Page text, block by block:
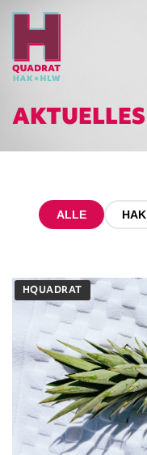
AKTUELLES
ALLE HAK
HQUADRAT